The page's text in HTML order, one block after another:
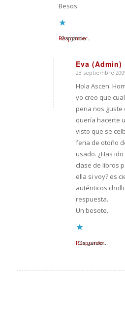
Besos.
Cargando...
Responder
Eva (Admin)
Dice:
23 septiembre
Hola Ascen.
yo creo que
pena nos guste
quería hacerte
visto que se
feria de otoño
usado. ¿Has
clase de libros
ella si voy? es
auténticos
respuesta.
Un besote.
Cargando...
Responder